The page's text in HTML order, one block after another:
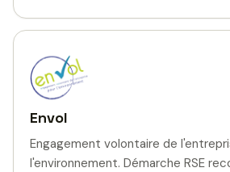
Envol
Engagement volontaire de
l'environnement. Démarche RSE